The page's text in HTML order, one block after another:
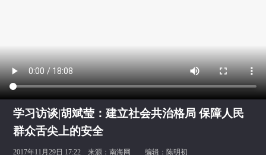
学习访谈|胡斌莹：建立社会共治格局 保障人民
群众舌尖上的安全
2017年11月29日 17:22 来源：南海网 编辑：陈明初